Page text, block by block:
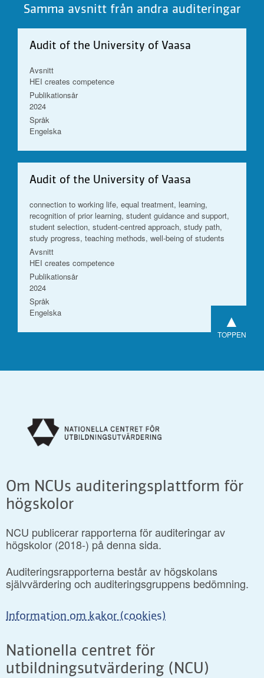
Samma avsnitt från andra auditeringar
Audit of the University of Vaasa
Avsnitt
HEI creates competence
Publikationsår
2024
Språk
Engelska
Audit of the University of Vaasa
connection to working life, equal treatment, learning,
recognition of prior learning, student guidance and support,
student selection, student-centred approach, study path,
study progress, teaching methods, well-being of students
Avsnitt
HEI creates competence
Publikationsår
2024
Språk
Engelska
▲
TOPPEN
Om NCUs auditeringsplattform för
högskolor
NCU publicerar rapporterna för auditeringar av
högskolor (2018-) på denna sida.
Auditeringsrapporterna består av högskolans
självvärdering och auditeringsgruppens bedömning.
Information om kakor (cookies)
Nationella centret för
utbildningsutvärdering (NCU)